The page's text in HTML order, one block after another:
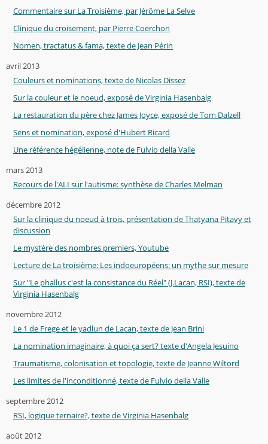
Commentaire sur La Troisième, par Jérôme La Selve
Clinique du croisement, par Pierre Coërchon
Nomen, tractatus & fama, texte de Jean Périn
avril 2013
Couleurs et nominations, texte de Nicolas Dissez
Sur la couleur et le noeud, exposé de Virginia Hasenbalg
La restauration du père chez James Joyce, exposé de Tom Dalzell
Sens et nomination, exposé d'Hubert Ricard
Une référence hégélienne, note de Fulvio della Valle
mars 2013
Recours de l'ALI sur l'autisme: synthèse de Charles Melman
décembre 2012
Sur la clinique du noeud à trois, présentation de Thatyana Pitavy et
discussion
Le mystère des nombres premiers, Youtube
Lecture de La troisième: Les indoeuropéens: un mythe sur mesure
Sur "Le phallus c'est la consistance du Réel" (J.Lacan, RSI), texte de
Virginia Hasenbalg
novembre 2012
Le 1 de Frege et le yadlun de Lacan, texte de Jean Brini
La nomination imaginaire, à quoi ça sert? texte d'Angela Jesuino
Traumatisme, colonisation et topologie, texte de Jeanne Wiltord
Les limites de l'inconditionné, texte de Fulvio della Valle
septembre 2012
RSI, logique ternaire?, texte de Virginia Hasenbalg
août 2012